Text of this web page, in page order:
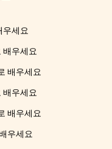
우세요
배우세요
배우세요
배우세요
배우세요
우세요